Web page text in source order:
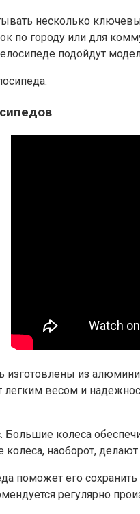
несколько
по городу или для
подойдут
из
весом и
Большие колеса
наоборот,
поможет его
регулярно